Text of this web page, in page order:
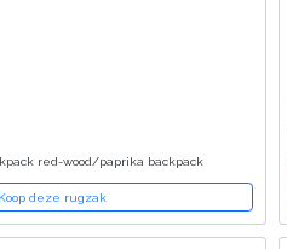
red-wood/paprika backpack
Koop deze rugzak